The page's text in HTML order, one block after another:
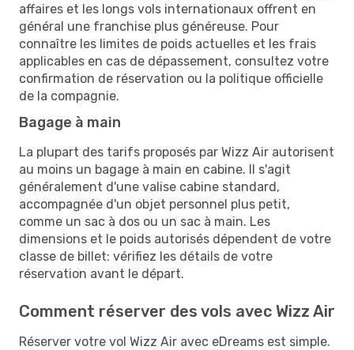
affaires et les longs vols internationaux offrent en
général une franchise plus généreuse. Pour
connaître les limites de poids actuelles et les frais
applicables en cas de dépassement, consultez votre
confirmation de réservation ou la politique officielle
de la compagnie.
Bagage à main
La plupart des tarifs proposés par Wizz Air autorisent
au moins un bagage à main en cabine. Il s'agit
généralement d'une valise cabine standard,
accompagnée d'un objet personnel plus petit,
comme un sac à dos ou un sac à main. Les
dimensions et le poids autorisés dépendent de votre
classe de billet: vérifiez les détails de votre
réservation avant le départ.
Comment réserver des vols avec Wizz Air
Réserver votre vol Wizz Air avec eDreams est simple.